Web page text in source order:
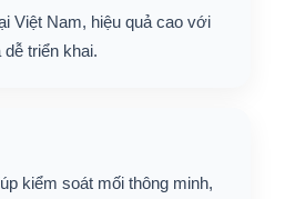
Việt Nam, hiệu quả cao với
triển khai.
kiểm soát mối thông minh,